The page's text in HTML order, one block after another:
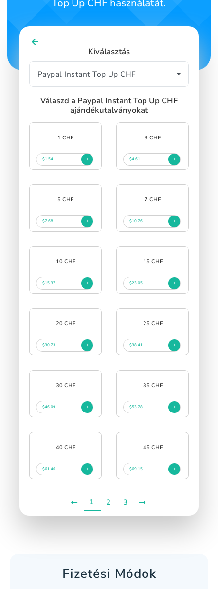
Top Up CHF használatát.
Kiválasztás
Válaszd a Paypal Instant Top Up CHF
ajándékutalványokat
1 CHF
$1.54
3 CHF
$4.61
5 CHF
$7.68
7 CHF
$10.76
10 CHF
$15.37
15 CHF
$23.05
20 CHF
$30.73
25 CHF
$38.41
30 CHF
$46.09
35 CHF
$53.78
40 CHF
$61.46
45 CHF
$69.15
1 2 3
Fizetési Módok